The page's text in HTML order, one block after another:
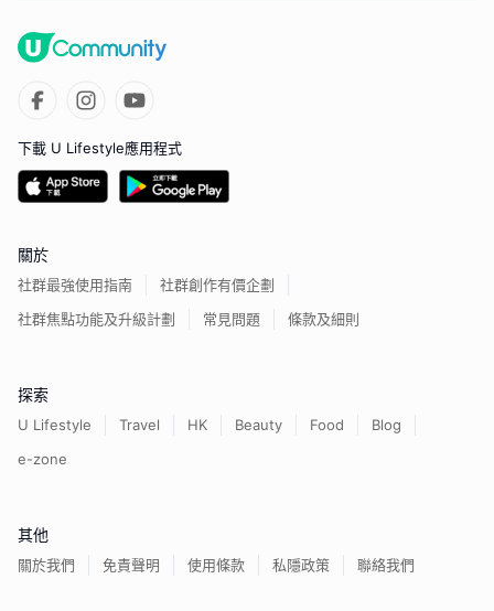
下載 U Lifestyle應用程式
關於
社群最強使用指南
社群創作有價企劃
社群焦點功能及升級計劃
常見問題 條款及細則
探索
U Lifestyle Travel HK Beauty Food
Blog
e-zone
其他
關於我們 免責聲明 使用條款 私隱政策 聯絡我們